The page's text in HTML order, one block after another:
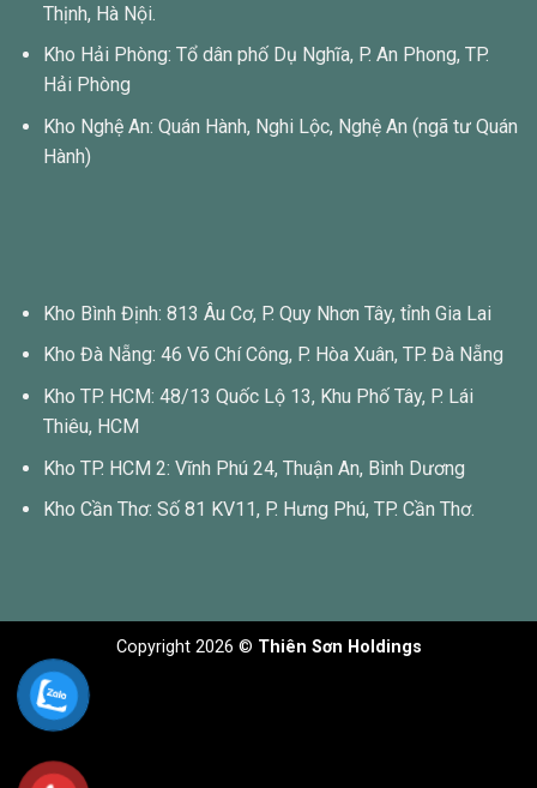
Thịnh, Hà Nội.
Kho Hải Phòng: Tổ dân phố Dụ Nghĩa, P. An Phong, TP.
Hải Phòng
Kho Nghệ An: Quán Hành, Nghi Lộc, Nghệ An (ngã tư Quán
Hành)
Kho Bình Định: 813 Âu Cơ, P. Quy Nhơn Tây, tỉnh Gia Lai
Kho Đà Nẵng: 46 Võ Chí Công, P. Hòa Xuân, TP. Đà Nẵng
Kho TP. HCM: 48/13 Quốc Lộ 13, Khu Phố Tây, P. Lái
Thiêu, HCM
Kho TP. HCM 2: Vĩnh Phú 24, Thuận An, Bình Dương
Kho Cần Thơ: Số 81 KV11, P. Hưng Phú, TP. Cần Thơ.
Copyright 2026 © Thiên Sơn Holdings